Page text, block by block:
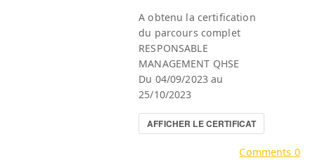
A obtenu la certification
du parcours complet
RESPONSABLE
MANAGEMENT QHSE
Du 04/09/2023 au
25/10/2023
AFFICHER LE CERTIFICAT
Comments 0